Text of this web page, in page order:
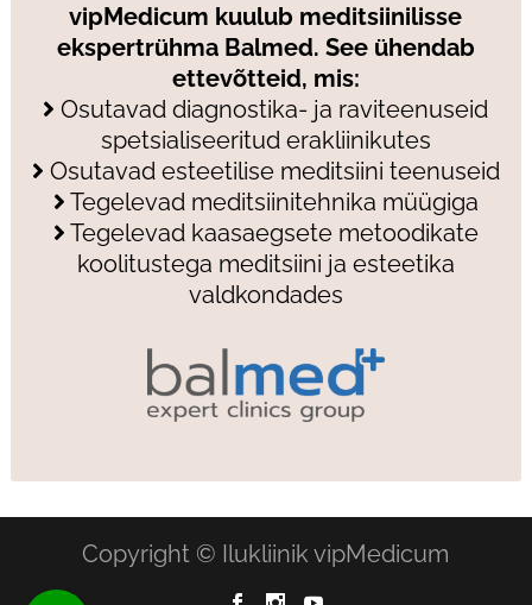
vipMedicum kuulub meditsiinilisse
ekspertrühma Balmed. See ühendab
ettevõtteid, mis:
Osutavad diagnostika- ja raviteenuseid
spetsialiseeritud erakliinikutes
Osutavad esteetilise meditsiini teenuseid
Tegelevad meditsiinitehnika müügiga
Tegelevad kaasaegsete metoodikate
koolitustega meditsiini ja esteetika
valdkondades
Copyright © Ilukliinik vipMedicum